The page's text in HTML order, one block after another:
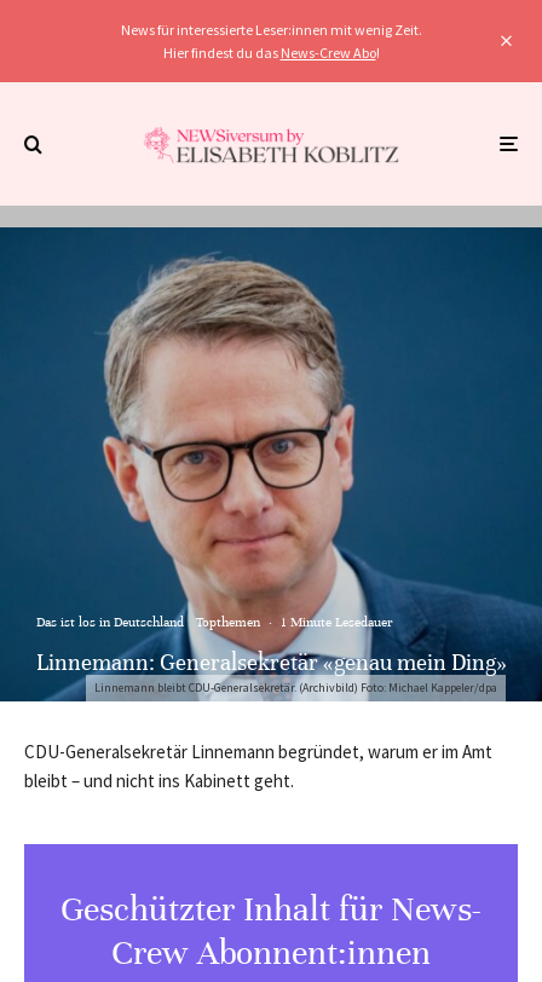
News für interessierte Leser:innen mit wenig Zeit.
Hier findest du das News-Crew Abo!
Linnemann bleibt CDU-Generalsekretär. (Archivbild) Foto: Michael Kappeler/dpa
Das ist los in Deutschland Topthemen · 1 Minute Lesedauer
Linnemann: Generalsekretär «genau mein Ding»
CDU-Generalsekretär Linnemann begründet, warum er im Amt
bleibt – und nicht ins Kabinett geht.
Geschützter Inhalt für News-
Crew Abonnent:innen